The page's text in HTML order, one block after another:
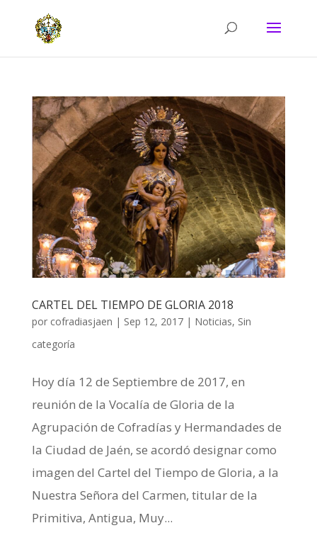
CARTEL DEL TIEMPO DE GLORIA 2018
por cofradiasjaen | Sep 12, 2017| Noticias, Sin
categoría
Hoy día 12 de Septiembre de 2017, en
reunión de la Vocalía de Gloria de la
Agrupación de Cofradías y Hermandades de
la Ciudad de Jaén, se acordó designar como
imagen del Cartel del Tiempo de Gloria, a la
Nuestra Señora del Carmen, titular de la
Primitiva, Antigua, Muy...